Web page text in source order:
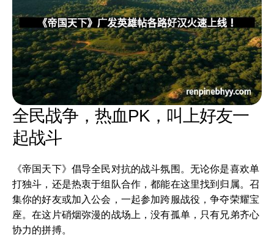
全民战争，热血PK，叫上好友一
起战斗
《帝国天下》倡导全民对抗的战斗氛围。无论你是喜欢单
打独斗，还是热衷于组队合作，都能在这里找到归属。召
集你的好友或加入公会，一起参加跨服战役，争夺荣耀宝
座。在这片硝烟弥漫的战场上，没有孤单，只有兄弟齐心
协力的拼搏。